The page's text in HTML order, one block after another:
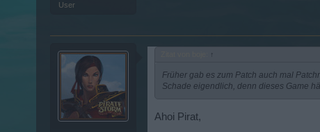
User
↑
Früher gab es zum Patch auch mal
Schade eigendlich, denn dieses Game
Ahoi Pirat,